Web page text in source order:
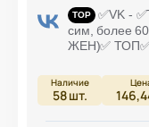
✅VK -
сим, более
ЖЕН)✅
58шт.